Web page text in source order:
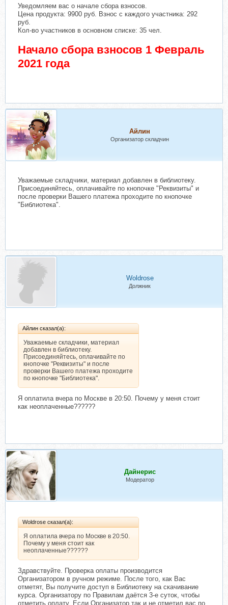
Уведомляем вас о начале сбора взносов.
Цена продукта: 9900 руб. Взнос с каждого участника: 292
руб.
Кол-во участников в основном списке: 35 чел.
Начало сбора взносов 1 Февраль
2021 года
Айлин
Организатор складчин
Уважаемые складчики, материал добавлен в библиотеку.
Присоединяйтесь, оплачивайте по кнопочке "Реквизиты" и
после проверки Вашего платежа проходите по кнопочке
"Библиотека".
Woldrose
Должник
Айлин сказал(а):
Уважаемые складчики, материал
добавлен в библиотеку.
Присоединяйтесь, оплачивайте по
кнопочке "Реквизиты" и после
проверки Вашего платежа проходите
по кнопочке "Библиотека".
Я оплатила вчера по Москве в 20:50. Почему у меня стоит
как неоплаченные??????
Дайнерис
Модератор
Woldrose сказал(а):
Я оплатила вчера по Москве в 20:50.
Почему у меня стоит как
неоплаченные??????
Здравствуйте. Проверка оплаты производится
Организатором в ручном режиме. После того, как Вас
отметят, Вы получите доступ в Библиотеку на скачивание
курса. Организатору по Правилам даётся 3-е суток, чтобы
отметить оплату. Если Организатор так и не отметил вас по